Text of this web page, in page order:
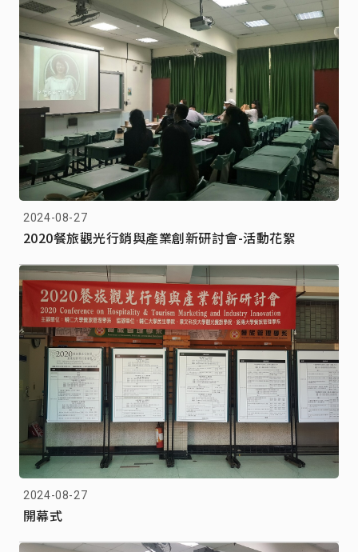
2024-08-27
2020餐旅觀光行銷與產業創新研討會-活動花絮
2024-08-27
開幕式